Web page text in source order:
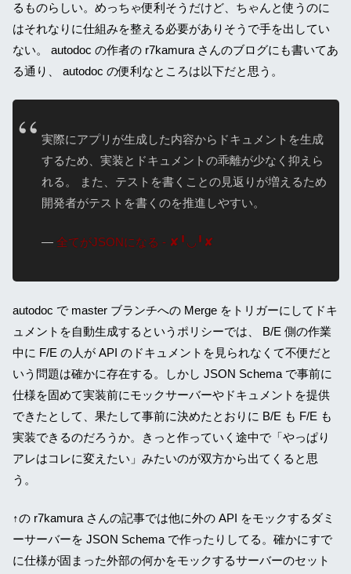
るものらしい。めっちゃ便利そうだけど、ちゃんと使うのに
はそれなりに仕組みを整える必要がありそうで手を出してい
ない。 autodoc の作者の r7kamura さんのブログにも書いてあ
る通り、 autodoc の便利なところは以下だと思う。
実際にアプリが生成した内容からドキュメントを生成
するため、実装とドキュメントの乖離が少なく抑えら
れる。 また、テストを書くことの見返りが増えるため
開発者がテストを書くのを推進しやすい。
— 全てがJSONになる - ✘╹◡╹✘
autodoc で master ブランチへの Merge をトリガーにしてドキ
ュメントを自動生成するというポリシーでは、 B/E 側の作業
中に F/E の人が API のドキュメントを見られなくて不便だと
いう問題は確かに存在する。しかし JSON Schema で事前に
仕様を固めて実装前にモックサーバーやドキュメントを提供
できたとして、果たして事前に決めたとおりに B/E も F/E も
実装できるのだろうか。きっと作っていく途中で「やっぱり
アレはコレに変えたい」みたいのが双方から出てくると思
う。
↑の r7kamura さんの記事では他に外の API をモックするダミ
ーサーバーを JSON Schema で作ったりしてる。確かにすで
に仕様が固まった外部の何かをモックするサーバーのセット